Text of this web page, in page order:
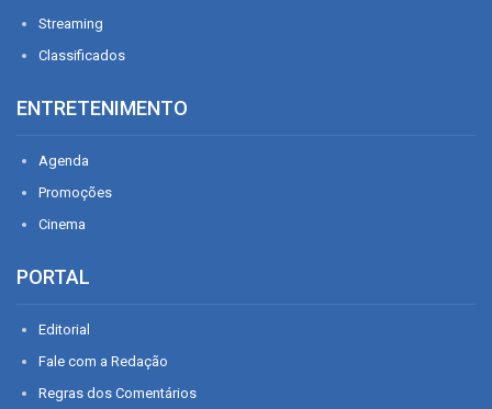
Streaming
Classificados
ENTRETENIMENTO
Agenda
Promoções
Cinema
PORTAL
Editorial
Fale com a Redação
Regras dos Comentários